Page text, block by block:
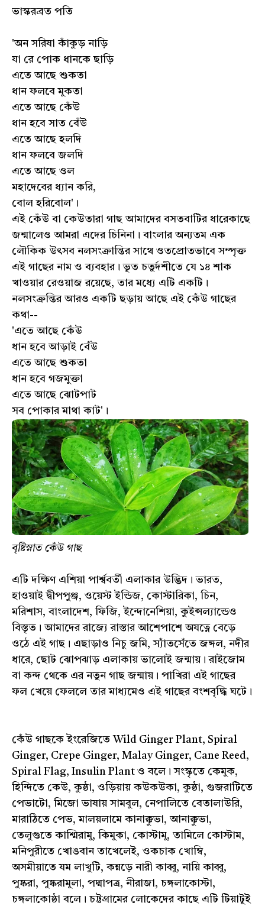
ভাস্করব্রত পতি
'অন সরিষা কাঁকুড় নাড়ি
যা রে পোক ধানকে ছাড়ি
এতে আছে শুকতা
ধান ফলবে মুকতা
এতে আছে কেঁউ
ধান হবে সাত বেঁউ
এতে আছে হলদি
ধান ফলবে জলদি
এতে আছে ওল
মহাদেবের ধ্যান করি,
বোল হরিবোল'‌।
এই কেঁউ বা কেউতারা গাছ আমাদের বসতবাটির ধারেকাছে
জন্মালেও আমরা এদের চিনিনা। বাংলার অন্যতম এক
লৌকিক উৎসব নলসংক্রান্তির সাথে ওতপ্রোতভাবে সম্পৃক্ত
এই গাছের নাম ও ব্যবহার। ভূত চতুর্দশীতে যে ১৪ শাক
খাওয়ার রেওয়াজ রয়েছে, তার মধ্যে এটি একটি।
নলসংক্রন্তির আরও একটি ছড়ায় আছে এই কেঁউ গাছের
কথা--
'এতে আছে কেঁউ
ধান হবে আড়াই বেঁউ
এতে আছে শুকতা
ধান হবে গজমুক্তা
এতে আছে ঝোটপাট
সব পোকার মাথা কাট'।
বৃষ্টিস্নাত কেঁউ গাছ
এটি দক্ষিণ এশিয়া পার্শ্ববর্তী এলাকার উদ্ভিদ। ভারত,
হাওয়াই দ্বীপপুঞ্জ, ওয়েস্ট ইন্ডিজ, কোস্টারিকা, চিন,
মরিশাস, বাংলাদেশ, ফিজি, ইন্দোনেশিয়া, কুইন্সল্যান্ডেও
বিস্তৃত। আমাদের রাজ্যে রাস্তার আশেপাশে অযত্নে বেড়ে
ওঠে এই গাছ। এছাড়াও নিচু জমি, স্যাঁতসেঁতে জঙ্গল, নদীর
ধারে, ছোট ঝোপঝাড় এলাকায় ভালোই জন্মায়। রাইজোম
বা কন্দ থেকে এর নতুন গাছ জন্মায়। পাখিরা এই গাছের
ফল খেয়ে ফেললে তার মাধ্যমেও এই গাছের বংশবৃদ্ধি ঘটে।
কেঁউ গাছকে ইংরেজিতে Wild Ginger Plant, Spiral
Ginger, Crepe Ginger, Malay Ginger, Cane Reed,
Spiral Flag, Insulin Plant ও বলে। সংস্কৃতে কেমুক,
হিন্দিতে কেউ, কুষ্ঠা, ওড়িয়ায় কউকউকা, কুষ্ঠা, গুজরাটিতে
পেভাটো, মিজো ভাষায় সামবুল, নেপালিতে বেতালাউরি,
মারাঠিতে পেভ, মালয়লামে কানাক্কুভা, আনাক্কুভা,
তেলুগুতে কাশ্মিরামু, কিমুকা, কোস্টামু, তামিলে কোস্টাম,
মনিপুরীতে খোঙবান তাখেলেই, ওকচাক খোম্বি,
অসমীয়াতে যম লাখুটি, কন্নড়ে নারী কাব্বু, নায়ি কাব্বু,
পুষ্করা, পুষ্করামুলা, পদ্মাপত্র, নীরাজা, চঙ্গলাকোস্টা,
চঙ্গলাকোষ্ঠা বলে। চট্টগ্রামের লোকেদের কাছে এটি টিয়াটুই